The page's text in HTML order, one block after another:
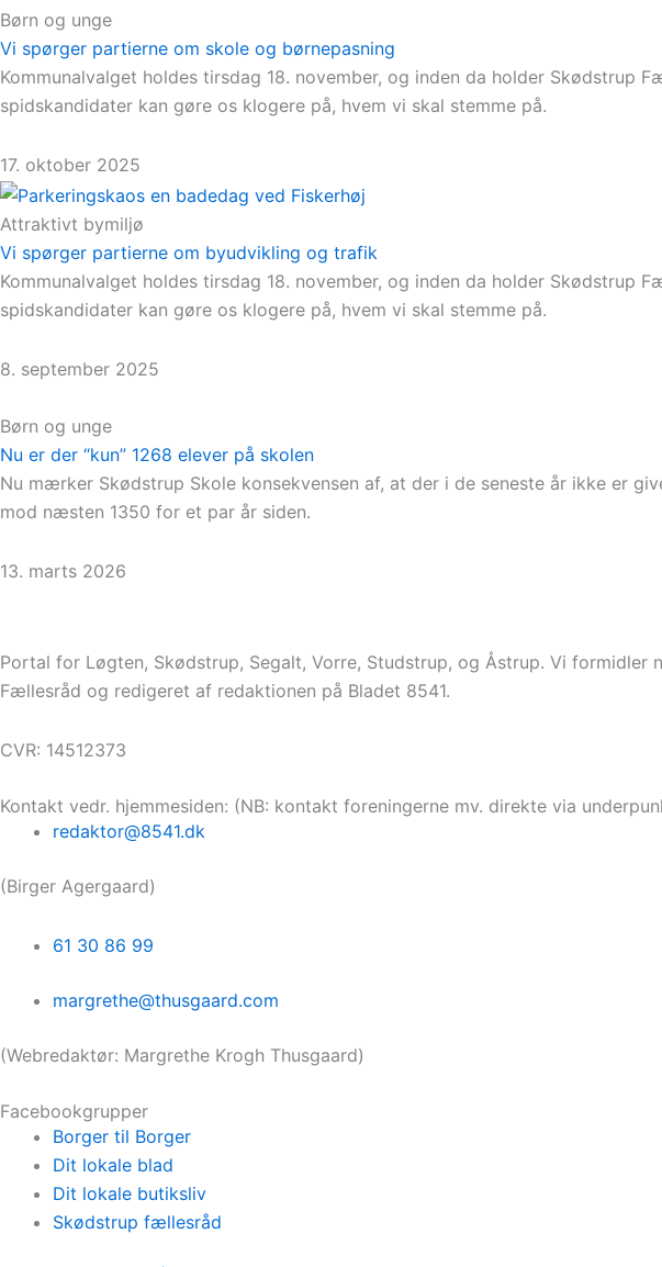
Børn og unge
Vi spørger partierne om skole og børnepasning
Kommunalvalget holdes tirsdag 18. november, og inden da holder
spidskandidater kan gøre os klogere på, hvem vi skal stemme på.
17. oktober 2025
Attraktivt bymiljø
Vi spørger partierne om byudvikling og trafik
Kommunalvalget holdes tirsdag 18. november, og inden da holder
spidskandidater kan gøre os klogere på, hvem vi skal stemme på.
8. september 2025
Børn og unge
Nu er der “kun” 1268 elever på skolen
Nu mærker Skødstrup Skole konsekvensen af, at der i de seneste år ikke er
mod næsten 1350 for et par år siden.
13. marts 2026
Portal for Løgten, Skødstrup, Segalt, Vorre, Studstrup, og Åstrup. Vi
Fællesråd og redigeret af redaktionen på Bladet 8541.
CVR: 14512373
Kontakt vedr. hjemmesiden: (NB: kontakt foreningerne mv. direkte via
redaktor@8541.dk
(Birger Agergaard)
61 30 86 99
margrethe@thusgaard.com
(Webredaktør: Margrethe Krogh Thusgaard)
Facebookgrupper
Borger til Borger
Dit lokale blad
Dit lokale butiksliv
Skødstrup fællesråd